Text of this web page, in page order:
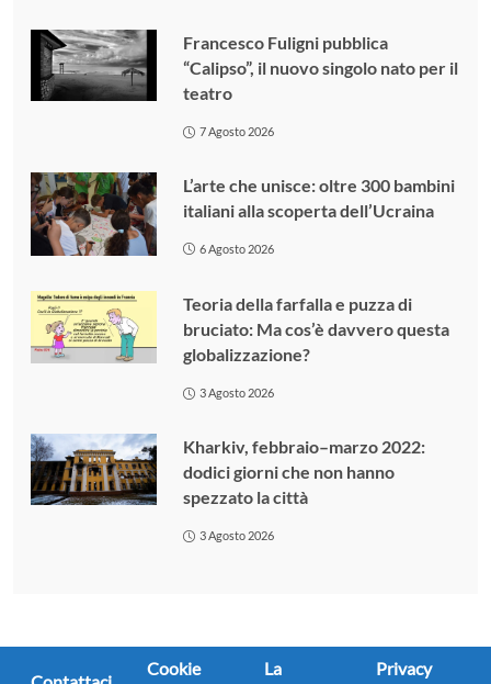
Francesco Fuligni pubblica
“Calipso”, il nuovo singolo nato per il
teatro
7 Agosto 2026
L’arte che unisce: oltre 300 bambini
italiani alla scoperta dell’Ucraina
6 Agosto 2026
Teoria della farfalla e puzza di
bruciato: Ma cos’è davvero questa
globalizzazione?
3 Agosto 2026
Kharkiv, febbraio–marzo 2022:
dodici giorni che non hanno
spezzato la città
3 Agosto 2026
Cookie
La
Privacy